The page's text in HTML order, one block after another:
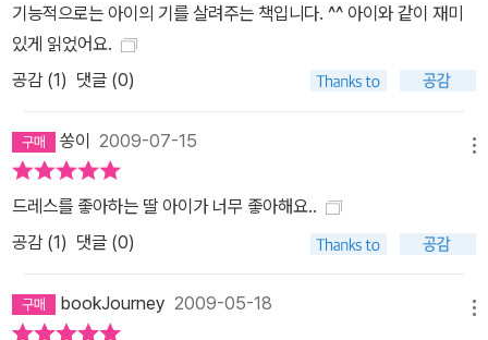
기능적으로는 아이의 기를 살려주는 책입니다. ^^ 아이와 같이 재미
있게 읽었어요.
공감 (1) 댓글 (0)
쏭이 2009-07-15
드레스를 좋아하는 딸 아이가 너무 좋아해요..
공감 (1) 댓글 (0)
bookJourney 2009-05-18